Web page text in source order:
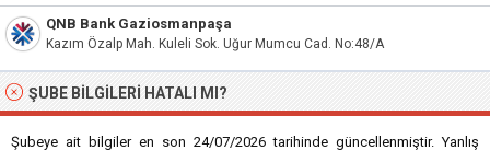
QNB Bank Gaziosmanpaşa
Kazım Özalp Mah. Kuleli Sok. Uğur Mumcu Cad. No:48/A
ŞUBE BILGILERI HATALI MI?
Şubeye ait bilgiler en son 24/07/2026 tarihinde güncellenmiştir. Yanlış